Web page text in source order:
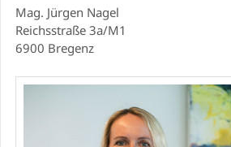
Mag. Jürgen Nagel
Reichsstraße 3a/M1
6900 Bregenz